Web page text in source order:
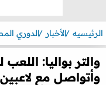
الرئيسيه الأخبار الدوري
والتر بواليا:
وأتواصل مع